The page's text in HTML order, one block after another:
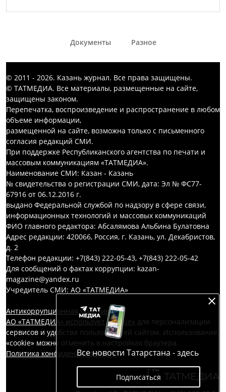
Все новости Татарстана - здесь
Подписаться
Документы Разное
© 2011 - 2026. Казань журнал. Все права защищены.
© ТАТМЕДИА. Все материалы, размещенные на сайте,
защищены законом.
Перепечатка, воспроизведение и распространение в любом
объеме информации,
размещенной на сайте, возможна только с письменного
согласия редакций СМИ.
При поддержке Республиканского агентства по печати и
массовым коммуникациям «ТАТМЕДИА».
Наименование СМИ: Казан - Казань
№ свидетельства о регистрации СМИ, дата: Эл № ФС77-
67916 от 06.12.2016 г.
выдано Федеральной службой по надзору в сфере связи,
информационных технологий и массовых коммуникаций
ФИО главного редактора: Абсалямова Альбина Булатовна
Адрес редакции: 420066, Россия, г. Казань, ул. Декабристов,
д. 2
Телефон редакции: +7(843) 222-05-43, +7(843) 222-05-42
Для сообщений о фактах коррупции: kazan-
magazine@yandex.ru
Учредитель СМИ: АО «ТАТМЕДИА»
Антикоррупционная политика
АО «ТАТМЕДИА» использует «cookie» для персонализации
сервисов и удобства пользователей сайтом. Использование
«cookie» можно отменить в настройках браузера.
Политика конфиденциальности